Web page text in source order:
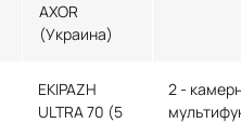
AXOR
(Украина)
EKIPAZH
ULTRA 70 (5
2 -